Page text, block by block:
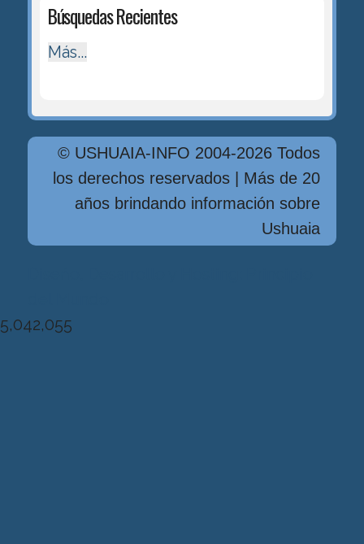
Búsquedas Recientes
Más...
© USHUAIA-INFO 2004-2026 Todos
los derechos reservados | Más de 20
años brindando información sobre
Ushuaia
5,042,055